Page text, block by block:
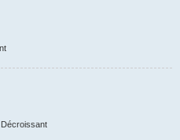
Décroissant